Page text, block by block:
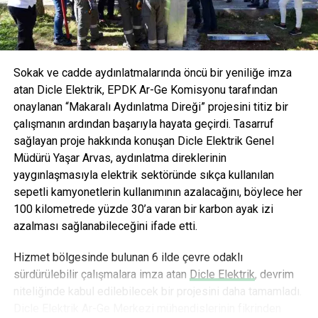
kategorisinde devrim yaratmayı hedefliyor.
Sokak ve cadde aydınlatmalarında öncü bir yeniliğe imza
atan Dicle Elektrik, EPDK Ar-Ge Komisyonu tarafından
onaylanan “Makaralı Aydınlatma Direği” projesini titiz bir
çalışmanın ardından başarıyla hayata geçirdi. Tasarruf
sağlayan proje hakkında konuşan Dicle Elektrik Genel
Müdürü Yaşar Arvas, aydınlatma direklerinin
yaygınlaşmasıyla elektrik sektöründe sıkça kullanılan
sepetli kamyonetlerin kullanımının azalacağını, böylece her
100 kilometrede yüzde 30’a varan bir karbon ayak izi
azalması sağlanabileceğini ifade etti.
Hizmet bölgesinde bulunan 6 ilde çevre odaklı
sürdürülebilir çalışmalara imza atan Dicle Elektrik, devrim
niteliğinde kabul edilebilecek bir projesini daha tamamladı.